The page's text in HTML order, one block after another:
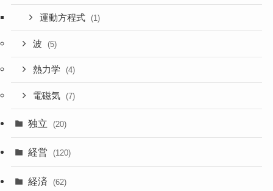
運動方程式 (1)
波 (5)
熱力学 (4)
電磁気 (7)
独立 (20)
経営 (120)
経済 (62)